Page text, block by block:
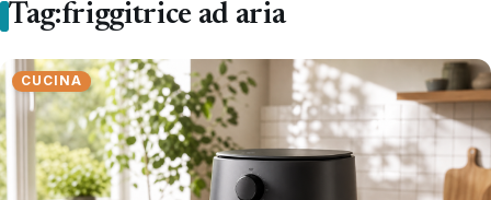
Tag:friggitrice ad aria
CUCINA